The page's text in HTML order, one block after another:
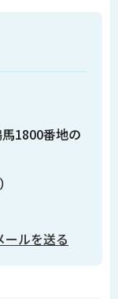
1800番地の
ールを送る